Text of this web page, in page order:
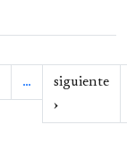
…
siguiente
›Siguiente